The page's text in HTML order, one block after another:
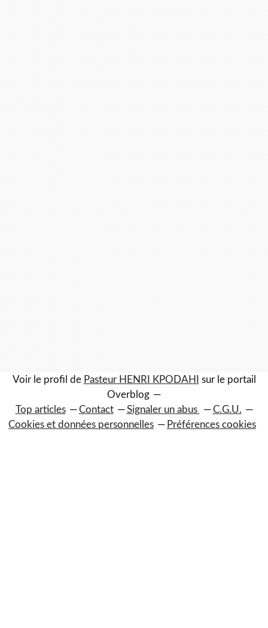
Voir le profil de Pasteur HENRI KPODAHI
sur le portail
Overblog
Top articles
Contact Signaler un abus
C.G.U.
Cookies et données personnelles
Préférences cookies